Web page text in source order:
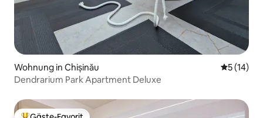
Wohnung in Chișinău
5 (14)
Dendrarium Park Apartment Deluxe